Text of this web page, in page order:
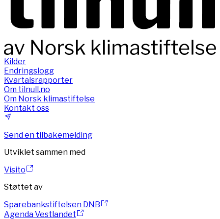
Kilder
Endringslogg
Kvartalsrapporter
Om tilnull.no
Om Norsk klimastiftelse
Kontakt oss
Send en tilbakemelding
Utviklet sammen med
Visito
Støttet av
Sparebankstiftelsen DNB
Agenda Vestlandet